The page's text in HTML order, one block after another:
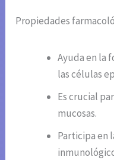
Propiedades
Ayuda en la
las células
Es crucial
mucosas.
Participa en